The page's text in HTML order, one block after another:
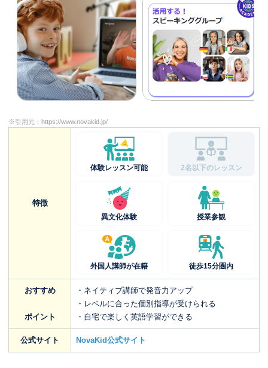
※引用元： https://www.novakid.jp/
特徴
体験レッスン可能 2名以下のレッスン
異文化体験 授業参観
外国人講師が在籍 徒歩15分圏内
おすすめ
ポイント
・ネイティブ講師で発音力アップ
・レベルに合った個別指導が受けられる
・自宅で楽しく英語学習ができる
公式サイト NovaKid公式サイト